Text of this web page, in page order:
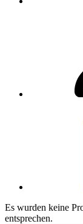
Es wurden keine
entsprechen.